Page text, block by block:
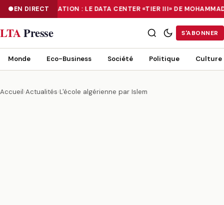
EN DIRECT
NUMÉRISATION : LE DATA CENTER «TIER III» DE
NUMÉRISATION : LE DATA CENTER «TIER III» DE MOHAMMADIA, UN
LTAPresse S'ABONNER
Monde Eco-Business Société Politique Culture
Accueil›Actualités›L'école algérienne par Islem